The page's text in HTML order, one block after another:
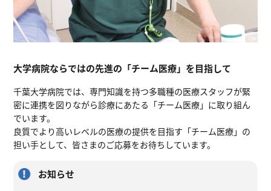
大学病院ならではの先進の「チーム医療」を目指して
千葉大学病院では、専門知識を持つ多職種の医療スタッフが緊
密に連携を図りながら診療にあたる「チーム医療」に取り組ん
でいます。
良質でより高いレベルの医療の提供を目指す「チーム医療」の
担い手として、皆さまのご応募をお待ちしています。
お知らせ